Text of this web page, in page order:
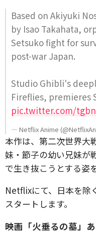
Based on Akiyuki
by Isao Takahata,
Setsuko fight for
post-war Japan.
Studio Ghibli's
Fireflies, premieres
pic.twitter.com/
— Netflix Anime
本作は、第二次世界大
妹・節子の幼い兄妹が
で生き抜こうとする姿
Netflixにて、日本を除
スタートします。
映画「火垂るの墓」